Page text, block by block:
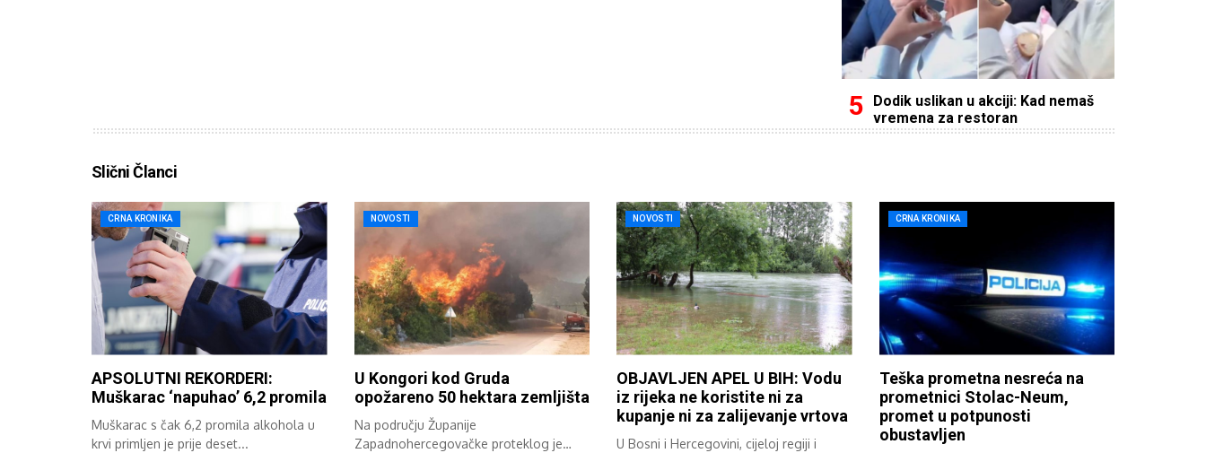
Dodik uslikan u akciji: Kad nemaš
vremena za restoran
Slični Članci
CRNA KRONIKA
APSOLUTNI REKORDERI:
Muškarac ‘napuhao’ 6,2 promila
Muškarac s čak 6,2 promila alkohola u
krvi primljen je prije deset...
NOVOSTI
U Kongori kod Gruda
opožareno 50 hektara zemljišta
Na području Županije
Zapadnohercegovačke proteklog je
NOVOSTI
OBJAVLJEN APEL U BIH: Vodu
iz rijeka ne koristite ni za
kupanje ni za zalijevanje vrtova
U Bosni i Hercegovini, cijeloj regiji i
CRNA KRONIKA
Teška prometna nesreća na
prometnici Stolac-Neum,
promet u potpunosti
obustavljen